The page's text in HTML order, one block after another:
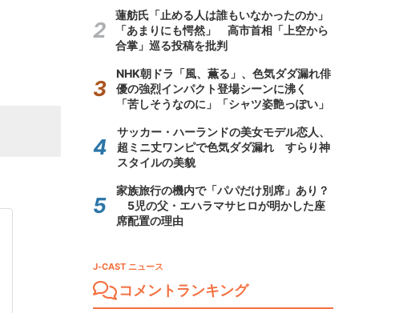
蓮舫氏「止める人は誰もいなかったのか」
「あまりにも愕然」 高市首相「上空から
合掌」巡る投稿を批判
NHK朝ドラ「風、薫る」、色気ダダ漏れ俳
優の強烈インパクト登場シーンに沸く
「苦しそうなのに」「シャツ姿艶っぽい」
サッカー・ハーランドの美女モデル恋人、
超ミニ丈ワンピで色気ダダ漏れ すらり神
スタイルの美貌
家族旅行の機内で「パパだけ別席」あり？
5児の父・エハラマサヒロが明かした座
席配置の理由
J-CAST ニュース
コメントランキング